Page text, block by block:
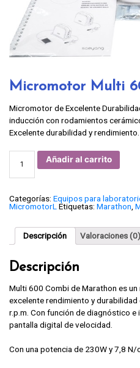
Micromotor Multi
Micromotor de Excelente
inducción con rodamientos
Excelente durabilidad y
Micromotor
Multi
600,
Marathon.
Añadir al carrito
Categorías: Equipos para
MicromotorL Etiquetas: Marathon
Descripción Valoraciones (0)
Descripción
Multi 600 Combi de Marathon es
excelente rendimiento y
r.p.m. Con función de diagnóstico
pantalla digital de velocidad.
Con una potencia de 230W y 7,8 N/